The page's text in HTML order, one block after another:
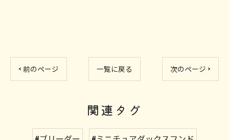
< 前のページ 一覧に戻る 次のページ >
関連タグ